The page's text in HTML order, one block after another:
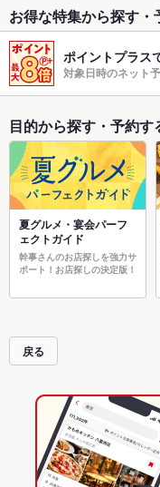
お得な特集から探す・
ポイントプラス
対象日時のネット
目的から探す・予約す
夏グルメ・宴会パーフ
ェクトガイド
幹事さんのお店探しを強力サ
ポート！お店探しの決定版！
戻る